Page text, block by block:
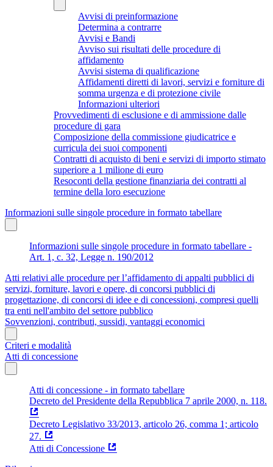
Avvisi di preinformazione
Determina a contrarre
Avvisi e Bandi
Avviso sui risultati delle procedure di
affidamento
Avvisi sistema di qualificazione
Affidamenti diretti di lavori, servizi e forniture di
somma urgenza e di protezione civile
Informazioni ulteriori
Provvedimenti di esclusione e di ammissione dalle
procedure di gara
Composizione della commissione giudicatrice e
curricula dei suoi componenti
Contratti di acquisto di beni e servizi di importo stimato
superiore a 1 milione di euro
Resoconti della gestione finanziaria dei contratti al
termine della loro esecuzione
Informazioni sulle singole procedure in formato tabellare
Informazioni sulle singole procedure in formato tabellare -
Art. 1, c. 32, Legge n. 190/2012
Atti relativi alle procedure per l’affidamento di appalti pubblici di
servizi, forniture, lavori e opere, di concorsi pubblici di
progettazione, di concorsi di idee e di concessioni, compresi quelli
tra enti nell'ambito del settore pubblico
Sovvenzioni, contributi, sussidi, vantaggi economici
Criteri e modalità
Atti di concessione
Atti di concessione - in formato tabellare
Decreto del Presidente della Repubblica 7 aprile 2000, n. 118.
Decreto Legislativo 33/2013, articolo 26, comma 1; articolo
27.
Atti di Concessione